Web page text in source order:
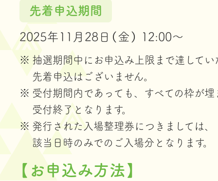
先着申込期間
2025年11月28日（金） 12:00～
抽選期間中にお申込み上限まで達してい
先着申込はございません。
受付期間内であっても、すべての枠が埋
受付終了となります。
発行された入場整理券につきましては、
該当日時のみでのご入場分となります。
【お申込み方法】